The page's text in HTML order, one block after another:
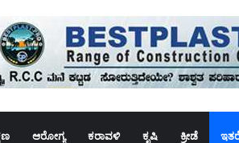
ಆರೋಗ್ಯ ಕರಾವಳಿ ಕೃಷಿ ಕ್ರೀಡೆ